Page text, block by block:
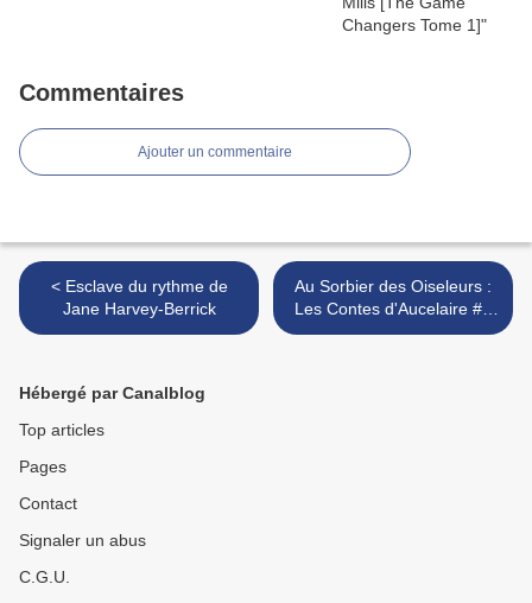
Commentaires
Ajouter un commentaire
< Esclave du rythme de
Jane Harvey-Berrick
Au Sorbier des Oiseleurs :
Les Contes d'Aucelaire #1
de Jo Ann von Haff >
Hébergé par Canalblog
Top articles
Pages
Contact
Signaler un abus
C.G.U.